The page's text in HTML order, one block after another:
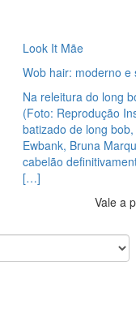
Look It Mãe
Wob hair: moderno e
Na releitura do long
(Foto: Reprodução
batizado de long
Ewbank, Bruna
cabelão
[…]
Vale a